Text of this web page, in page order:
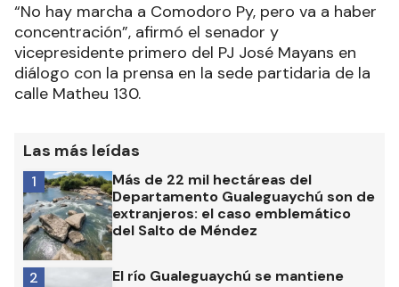
“No hay marcha a Comodoro Py, pero va a haber
concentración”, afirmó el senador y
vicepresidente primero del PJ José Mayans en
diálogo con la prensa en la sede partidaria de la
calle Matheu 130.
Las más leídas
Más de 22 mil hectáreas del
Departamento Gualeguaychú son de
extranjeros: el caso emblemático
del Salto de Méndez
1
El río Gualeguaychú se mantiene
2